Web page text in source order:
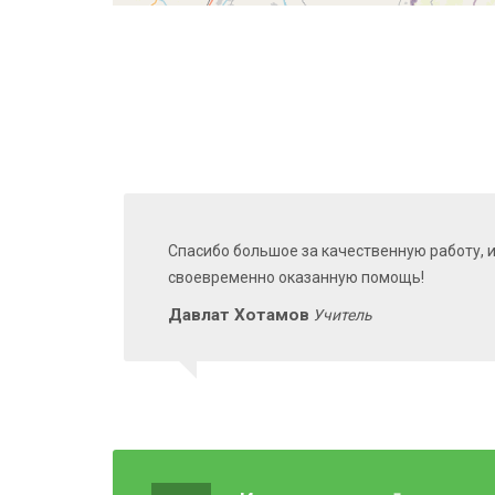
Спасибо большое за качественную работу, и
своевременно оказанную помощь!
Давлат Хотамов Учитель